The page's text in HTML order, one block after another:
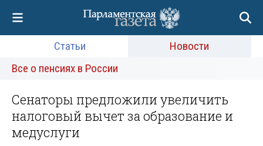
Статьи
Новости
Все о пенсиях в России
Сенаторы предложили увеличить
налоговый вычет за образование и
медуслуги